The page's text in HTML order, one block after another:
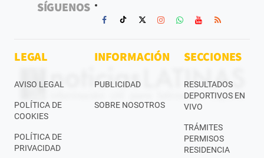
SÍGUENOS
LEGAL
AVISO LEGAL
POLÍTICA DE
COOKIES
POLÍTICA DE
PRIVACIDAD
INFORMACIÓN
PUBLICIDAD
SOBRE NOSOTROS
SECCIONES
RESULTADOS
DEPORTIVOS EN
VIVO
TRÁMITES
PERMISOS
RESIDENCIA